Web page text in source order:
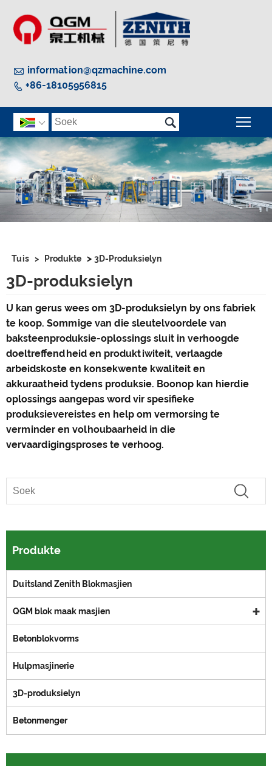
 information@qzmachine.com
 +86-18105956815
 
Tuis > Produkte > 3D-Produksielyn
3D-produksielyn
U kan gerus wees om 3D-produksielyn by ons fabriek
te koop. Sommige van die sleutelvoordele van
baksteenproduksie-oplossings sluit in verhoogde
doeltreffendheid en produktiwiteit, verlaagde
arbeidskoste en konsekwente kwaliteit en
akkuraatheid tydens produksie. Boonop kan hierdie
oplossings aangepas word vir spesifieke
produksievereistes en help om vermorsing te
verminder en volhoubaarheid in die
vervaardigingsproses te verhoog.
Produkte
Duitsland Zenith Blokmasjien
QGM blok maak masjien
Betonblokvorms
Hulpmasjinerie
3D-produksielyn
Betonmenger